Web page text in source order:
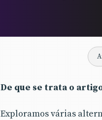
De que se trata o
Exploramos várias